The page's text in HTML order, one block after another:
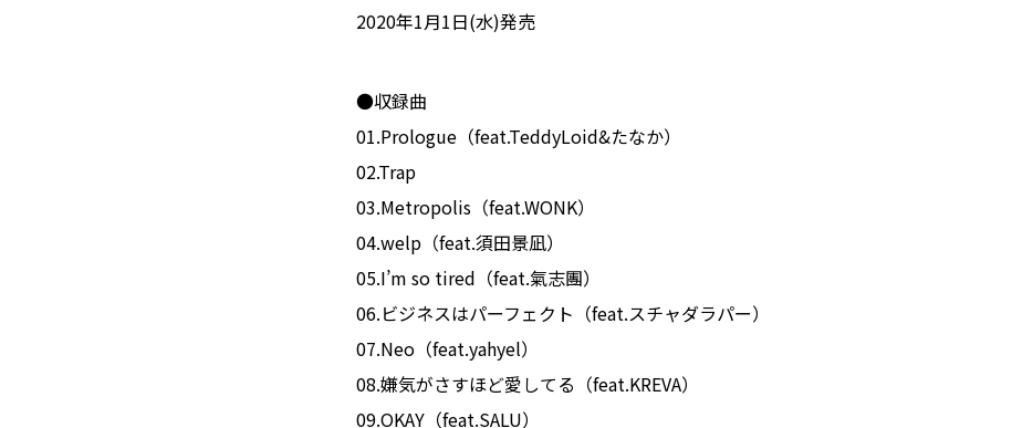
2020年1月1日(水)発売
●収録曲
01.Prologue（feat.TeddyLoid&たなか）
02.Trap
03.Metropolis（feat.WONK）
04.welp（feat.須田景凪）
05.I’m so tired（feat.氣志團）
06.ビジネスはパーフェクト（feat.スチャダラパー）
07.Neo（feat.yahyel）
08.嫌気がさすほど愛してる（feat.KREVA）
09.OKAY（feat.SALU）